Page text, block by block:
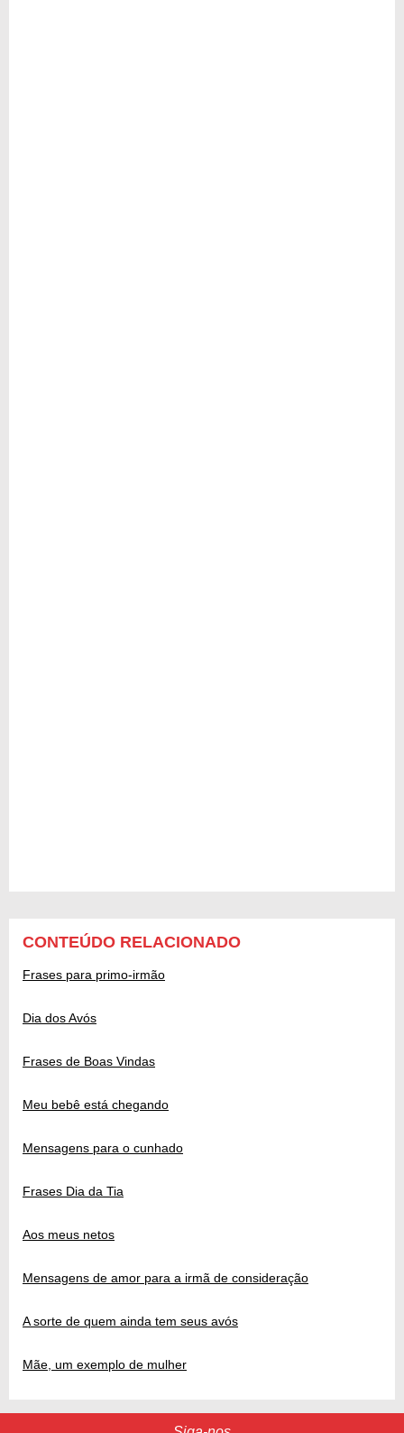
CONTEÚDO RELACIONADO
Frases para primo-irmão
Dia dos Avós
Frases de Boas Vindas
Meu bebê está chegando
Mensagens para o cunhado
Frases Dia da Tia
Aos meus netos
Mensagens de amor para a irmã de consideração
A sorte de quem ainda tem seus avós
Mãe, um exemplo de mulher